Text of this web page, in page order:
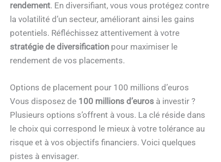
rendement. En diversifiant, vous vous protégez contre
la volatilité d’un secteur, améliorant ainsi les gains
potentiels. Réfléchissez attentivement à votre
stratégie de diversification pour maximiser le
rendement de vos placements.
Options de placement pour 100 millions d’euros
Vous disposez de 100 millions d’euros à investir ?
Plusieurs options s’offrent à vous. La clé réside dans
le choix qui correspond le mieux à votre tolérance au
risque et à vos objectifs financiers. Voici quelques
pistes à envisager.